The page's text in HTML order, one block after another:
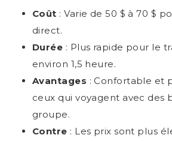
Coût : Varie de 50 $ à 70 $
direct.
Durée : Plus rapide pour le
environ 1,5 heure.
Avantages : Confortable et
ceux qui voyagent avec des
groupe.
Contre : Les prix sont plus